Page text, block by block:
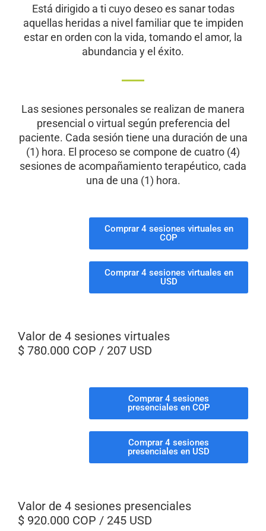
Está dirigido a ti cuyo deseo es sanar todas
aquellas heridas a nivel familiar que te impiden
estar en orden con la vida, tomando el amor, la
abundancia y el éxito.
Las sesiones personales se realizan de manera
presencial o virtual según preferencia del
paciente. Cada sesión tiene una duración de una
(1) hora. El proceso se compone de cuatro (4)
sesiones de acompañamiento terapéutico, cada
una de una (1) hora.
Comprar 4 sesiones virtuales en
COP
Comprar 4 sesiones virtuales en
USD
Valor de 4 sesiones virtuales
$ 780.000 COP / 207 USD
Comprar 4 sesiones
presenciales en COP
Comprar 4 sesiones
presenciales en USD
Valor de 4 sesiones presenciales
$ 920.000 COP / 245 USD